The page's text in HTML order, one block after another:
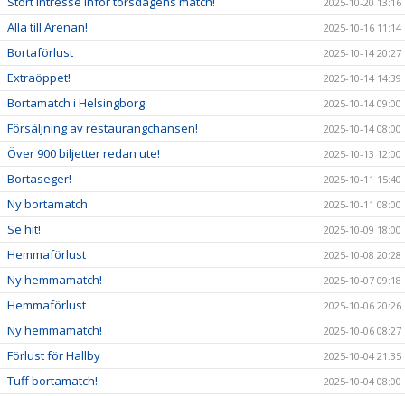
Alla till Arenan! 2025-10-16 11:14
Bortaförlust 2025-10-14 20:27
Extraöppet! 2025-10-14 14:39
Bortamatch i Helsingborg 2025-10-14 09:00
Försäljning av restaurangchansen! 2025-10-14 08:00
Över 900 biljetter redan ute! 2025-10-13 12:00
Bortaseger! 2025-10-11 15:40
Ny bortamatch 2025-10-11 08:00
Se hit! 2025-10-09 18:00
Hemmaförlust 2025-10-08 20:28
Ny hemmamatch! 2025-10-07 09:18
Hemmaförlust 2025-10-06 20:26
Ny hemmamatch! 2025-10-06 08:27
Förlust för Hallby 2025-10-04 21:35
Tuff bortamatch! 2025-10-04 08:00